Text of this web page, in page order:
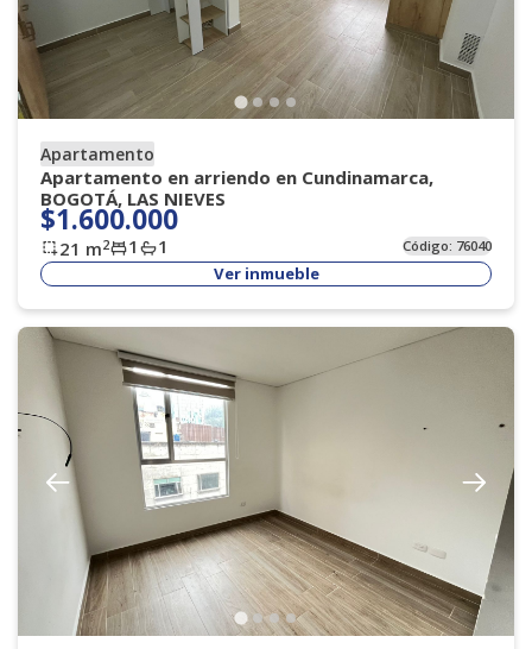
Apartamento
Apartamento en arriendo en Cundinamarca,
BOGOTÁ, LAS NIEVES
$1.600.000
21 m2 1 1 Código: 76040
Ver inmueble